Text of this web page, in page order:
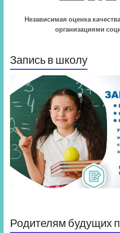
Независимая оценка
организациями
Запись в школу
Родителям будущих